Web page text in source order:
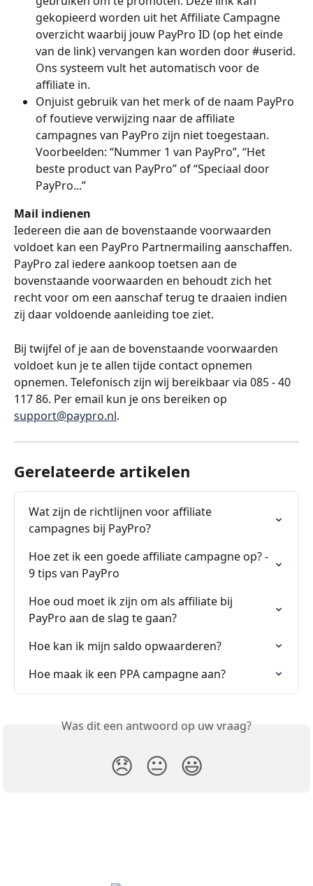
gekopieerd worden uit het Affiliate Campagne
overzicht waarbij jouw PayPro ID (op het einde
van de link) vervangen kan worden door #userid.
Ons systeem vult het automatisch voor de
affiliate in.
Onjuist gebruik van het merk of de naam PayPro
of foutieve verwijzing naar de affiliate
campagnes van PayPro zijn niet toegestaan.
Voorbeelden: “Nummer 1 van PayPro”, “Het
beste product van PayPro” of “Speciaal door
PayPro...”
Mail indienen
Iedereen die aan de bovenstaande voorwaarden
voldoet kan een PayPro Partnermailing aanschaffen.
PayPro zal iedere aankoop toetsen aan de
bovenstaande voorwaarden en behoudt zich het
recht voor om een aanschaf terug te draaien indien
zij daar voldoende aanleiding toe ziet.
Bij twijfel of je aan de bovenstaande voorwaarden
voldoet kun je te allen tijde contact opnemen
opnemen. Telefonisch zijn wij bereikbaar via 085 - 40
117 86. Per email kun je ons bereiken op
support@paypro.nl.
Gerelateerde artikelen
Wat zijn de richtlijnen voor affiliate
campagnes bij PayPro?
Hoe zet ik een goede affiliate campagne op? -
9 tips van PayPro
Hoe oud moet ik zijn om als affiliate bij
PayPro aan de slag te gaan?
Hoe kan ik mijn saldo opwaarderen?
Hoe maak ik een PPA campagne aan?
Was dit een antwoord op uw vraag?
😞 😐 😃